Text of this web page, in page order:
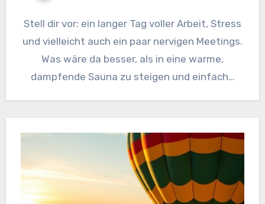
Stell dir vor: ein langer Tag voller Arbeit, Stress
und vielleicht auch ein paar nervigen Meetings.
Was wäre da besser, als in eine warme,
dampfende Sauna zu steigen und einfach…